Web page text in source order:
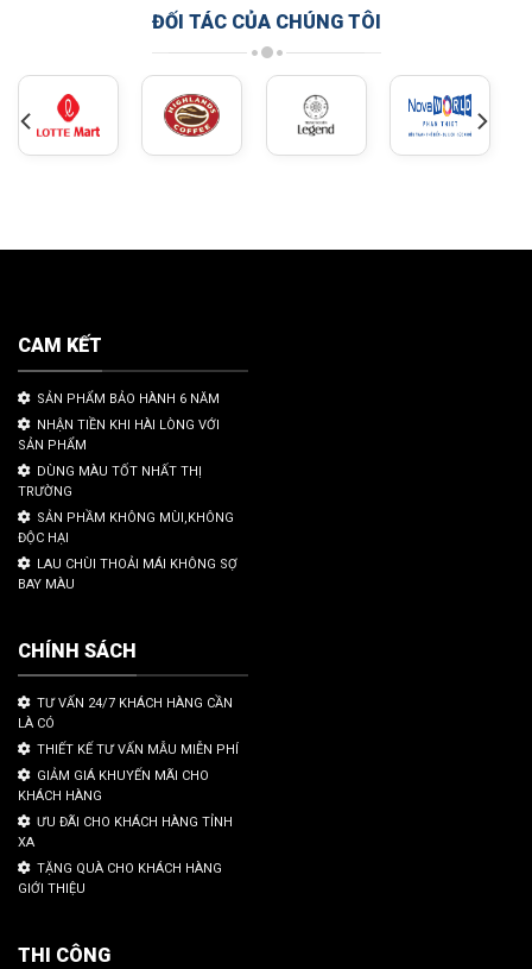
ĐỐI TÁC CỦA CHÚNG TÔI
CAM KẾT
SẢN PHẨM BẢO HÀNH 6 NĂM
NHẬN TIỀN KHI HÀI LÒNG VỚI
SẢN PHẨM
DÙNG MÀU TỐT NHẤT THỊ
TRƯỜNG
SẢN PHẦM KHÔNG MÙI,KHÔNG
ĐỘC HẠI
LAU CHÙI THOẢI MÁI KHÔNG SỢ
BAY MÀU
CHÍNH SÁCH
TƯ VẤN 24/7 KHÁCH HÀNG CẦN
LÀ CÓ
THIẾT KẾ TƯ VẤN MẪU MIỄN PHÍ
GIẢM GIÁ KHUYẾN MÃI CHO
KHÁCH HÀNG
ƯU ĐÃI CHO KHÁCH HÀNG TỈNH
XA
TẶNG QUÀ CHO KHÁCH HÀNG
GIỚI THIỆU
THI CÔNG